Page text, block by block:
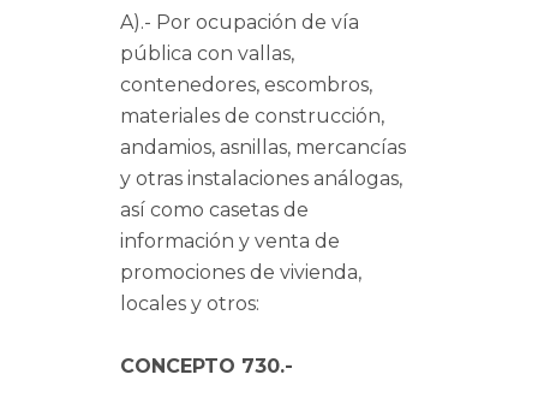
A).- Por ocupación de vía
pública con vallas,
contenedores, escombros,
materiales de construcción,
andamios, asnillas, mercancías
y otras instalaciones análogas,
así como casetas de
información y venta de
promociones de vivienda,
locales y otros:
CONCEPTO 730.-